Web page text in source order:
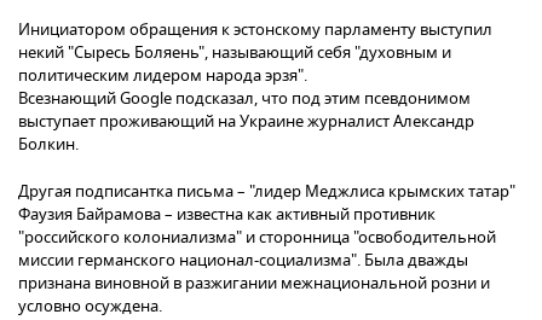
Инициатором обращения к эстонскому парламенту выступил
некий "Сыресь Боляень", называющий себя "духовным и
политическим лидером народа эрзя".
Всезнающий Google подсказал, что под этим псевдонимом
выступает проживающий на Украине журналист Александр
Болкин.
Другая подписантка письма – "лидер Меджлиса крымских татар"
Фаузия Байрамова – известна как активный противник
"российского колониализма" и сторонница "освободительной
миссии германского национал-социализма". Была дважды
признана виновной в разжигании межнациональной розни и
условно осуждена.